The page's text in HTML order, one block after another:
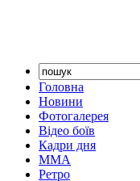
Головна
Новини
Фотогалерея
Відео боїв
Кадри дня
ММА
Ретро